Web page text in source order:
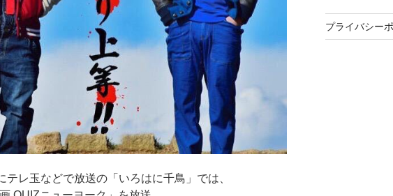
テレ玉などで放送の「いろはに千鳥」では、
プライバシー